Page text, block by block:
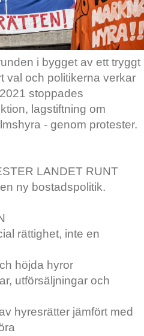
i bygget av ett tryggt
val och politikerna verkar
stoppades
lagstiftning om
- genom protester.
LANDET RUNT
ny bostadspolitik.
rättighet, inte en
höjda hyror
utförsäljningar och
hyresrätter jämfört med